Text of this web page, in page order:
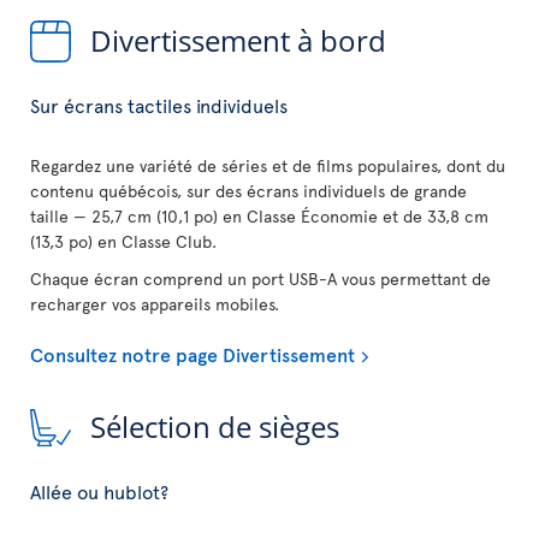
Divertissement à bord
Sur écrans tactiles individuels
Regardez une variété de séries et de films populaires, dont du
contenu québécois, sur des écrans individuels de grande
taille — 25,7 cm (10,1 po) en Classe Économie et de 33,8 cm
(13,3 po) en Classe Club.
Chaque écran comprend un port USB-A vous permettant de
recharger vos appareils mobiles.
Consultez notre page Divertissement
Sélection de sièges
Allée ou hublot?